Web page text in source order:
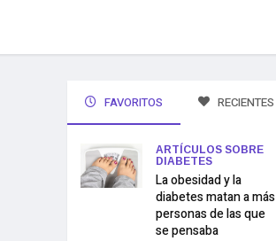
FAVORITOS RECIENTES
ARTÍCULOS SOBRE
DIABETES
La obesidad y la
diabetes matan a más
personas de las que
se pensaba